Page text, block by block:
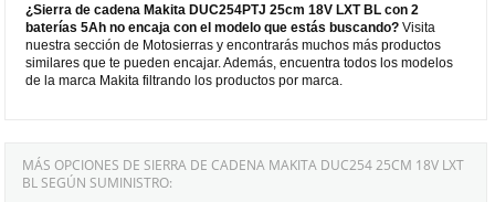
¿Sierra de cadena Makita DUC254PTJ 25cm 18V LXT BL con 2
baterías 5Ah no encaja con el modelo que estás buscando? Visita
nuestra sección de Motosierras y encontrarás muchos más productos
similares que te pueden encajar. Además, encuentra todos los modelos
de la marca Makita filtrando los productos por marca.
MÁS OPCIONES DE SIERRA DE CADENA MAKITA DUC254 25CM 18V LXT
BL SEGÚN SUMINISTRO: